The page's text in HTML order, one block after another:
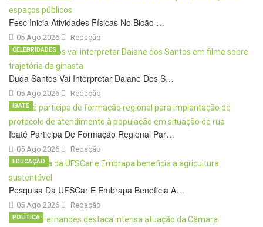
Fesc Inicia Atividades Físicas No Bicão …
05 Ago 2026 Redação
Duda Santos Vai Interpretar Daiane Dos S…
05 Ago 2026
CELEBRIDADES
Redação
Ibaté Participa De Formação Regional Par…
05 Ago 2026
IBATÉ
Redação
Pesquisa Da UFSCar E Embrapa Beneficia A…
05 Ago 2026
EDUCAÇÃO
Redação
POLÍTICA